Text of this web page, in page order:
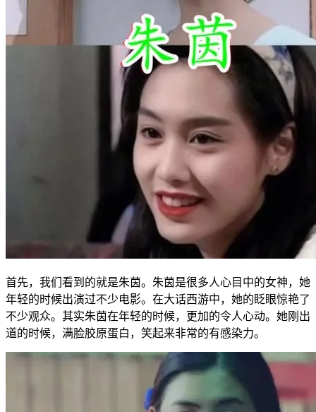
首先，我们看到的就是朱茵。朱茵是很多人心目中的女神，她
年轻的时候出演过不少电影。在大话西游中，她的眨眼惊艳了
不少观众。其实朱茵在年轻的时候，更加的令人心动。她刚出
道的时候，满脸胶原蛋白，笑起来非常的有感染力。